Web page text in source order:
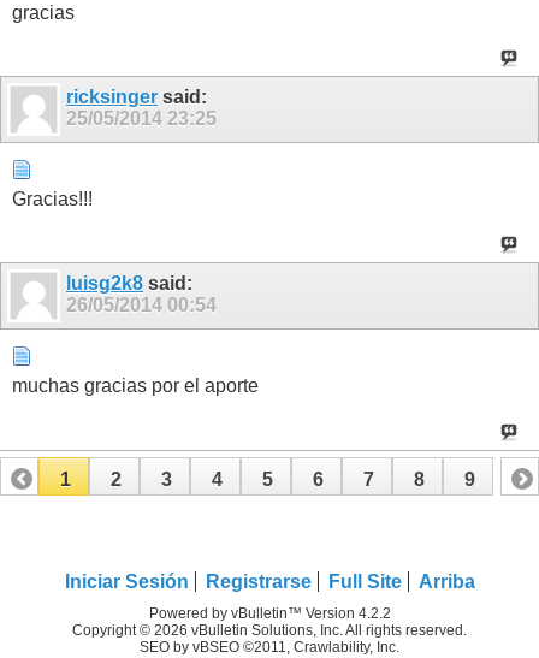
gracias
ricksinger said:
25/05/2014 23:25
Gracias!!!
luisg2k8 said:
26/05/2014 00:54
muchas gracias por el aporte
1 2 3 4 5 6 7 8 9
Iniciar Sesión Registrarse Full Site Arriba
Powered by vBulletin™ Version 4.2.2
Copyright © 2026 vBulletin Solutions, Inc. All rights reserved.
SEO by vBSEO ©2011, Crawlability, Inc.